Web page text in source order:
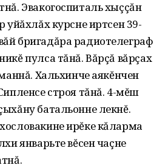
Эвакогоспиталь хыççăн
уйăхлăх курсне иртсен 39-
бригадăра радиотелеграф
пулса тăнă. Вăрçă вăрçах
Хальхинче аякĕнчен
строя тăнă. 4-мĕш
батальонне лекнĕ.
ирĕке кăларма
январьте вĕсен чаçне